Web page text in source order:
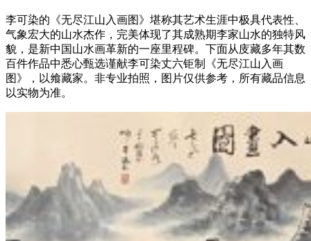
李可染的《无尽江山入画图》堪称其艺术生涯中‌极具代表性、
气象宏大‌的山水杰作，完美体现了其成熟期李家山水的独特风
貌，是新中国山水画革新的一座里程碑。下面从庋藏多年其数
百件作品中悉心甄选谨献李可染丈六钜制《无尽江山入画
图》，以飨藏家。非专业拍照，图片仅供参考，所有藏品信息
以实物为准。